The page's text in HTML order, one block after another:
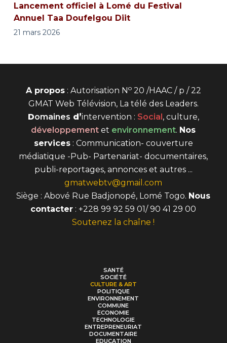
Lancement officiel à Lomé du Festival
Annuel Taa Doufelgou Diit
21 mars 2026
A propos: Autorisation No20 /HAAC / p / 22
GMAT Web Télévision, La télé des Leaders.
Domaines d’intervention : Social, culture,
développement et environnement. Nos
services: Communication- couverture
médiatique -Pub- Partenariat- documentaires,
publi-reportages, annonces et autres ...
gmatwebtv@gmail.com
Siège : Abové Rue Badjonopé, Lomé Togo. Nous
contacter : +228 99 92 59 01/ 90 41 29 00
Soutenez la chaîne !
SANTÉ
SOCIÉTÉ
CULTURE & ART
POLITIQUE
ENVIRONNEMENT
COMMUNE
ECONOMIE
TECHNOLOGIE
ENTREPRENEURIAT
DOCUMENTAIRE
EDUCATION